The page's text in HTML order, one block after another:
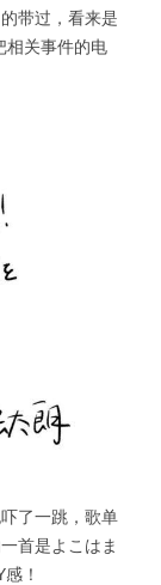
带过，看来是
相关事件的电
了一跳，歌单
首是よこはま
！